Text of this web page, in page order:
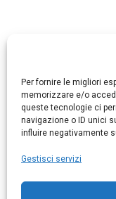
Per fornire le migliori
memorizzare e/o
queste tecnologie ci
navigazione o ID unici
influire negativamente
Gestisci servizi